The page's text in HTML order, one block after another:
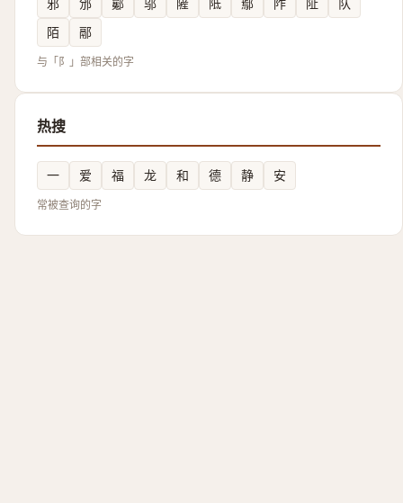
陌
䣓
与「阝」部相关的字
热搜
一 爱 福 龙 和 德 静 安
常被查询的字